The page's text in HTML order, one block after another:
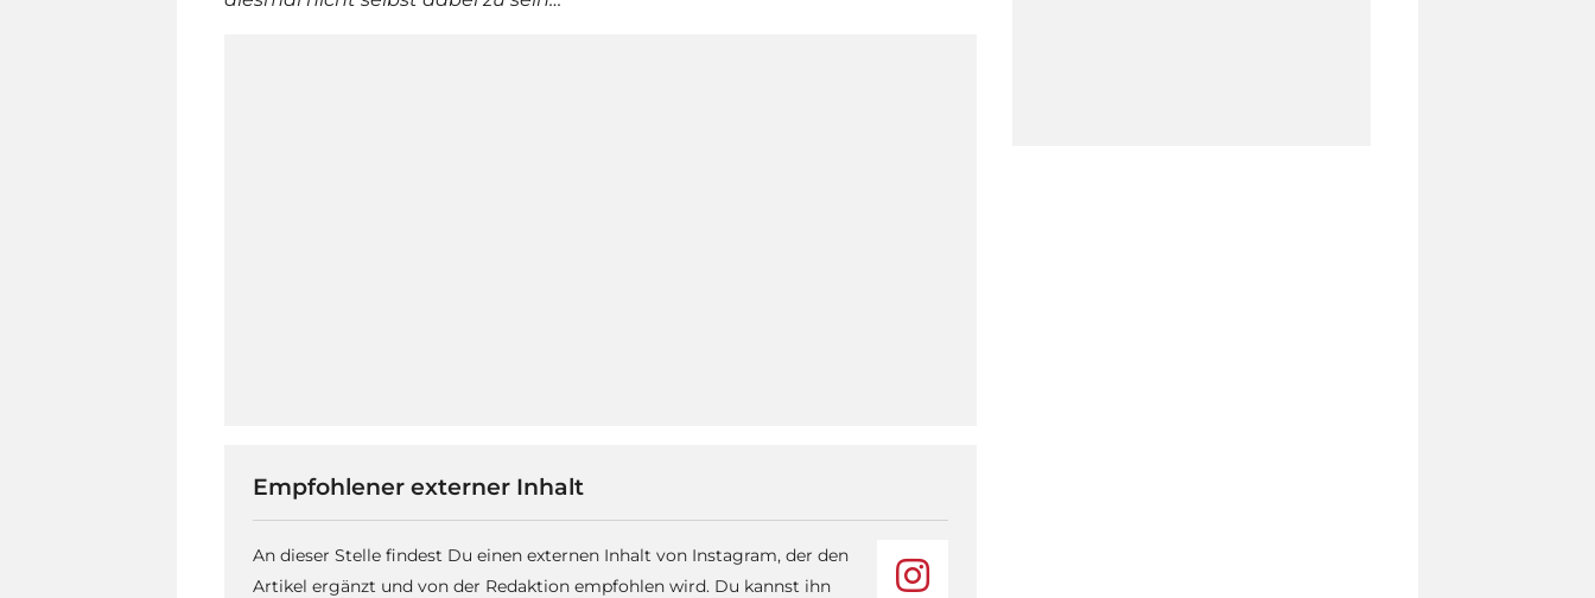
Empfohlener externer Inhalt
An dieser Stelle findest Du einen externen Inhalt von Instagram, der den
Artikel ergänzt und von der Redaktion empfohlen wird. Du kannst ihn